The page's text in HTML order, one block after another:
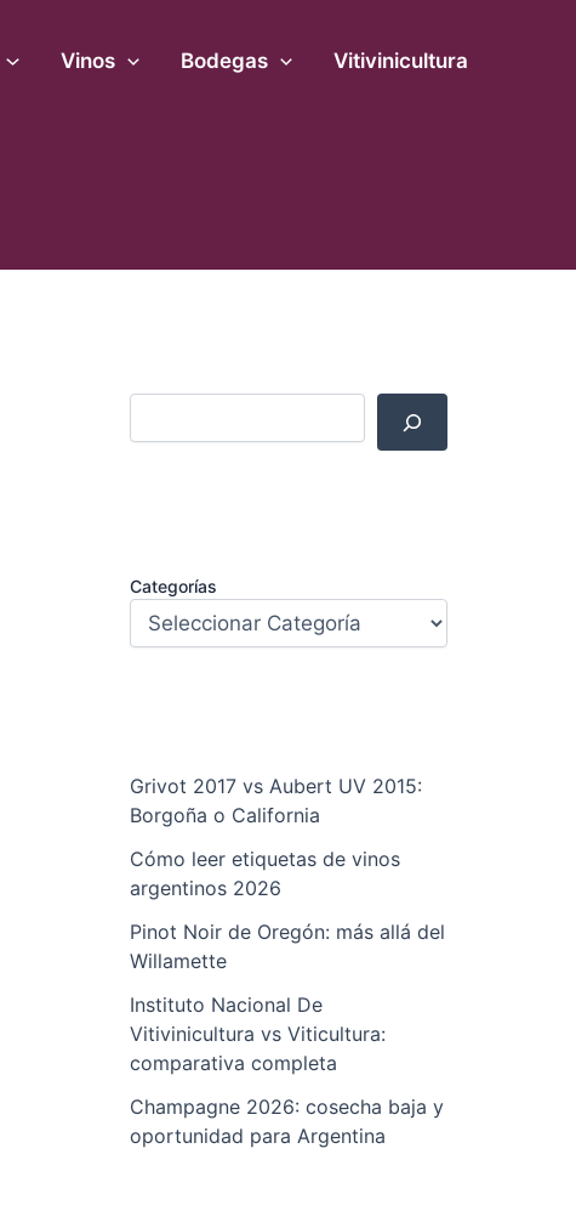
Vinos Bodegas Vitivinicultura
s
Categorías
Grivot 2017 vs Aubert UV 2015:
Borgoña o California
Cómo leer etiquetas de vinos
argentinos 2026
Pinot Noir de Oregón: más allá del
Willamette
Instituto Nacional De
Vitivinicultura vs Viticultura:
comparativa completa
Champagne 2026: cosecha baja y
oportunidad para Argentina